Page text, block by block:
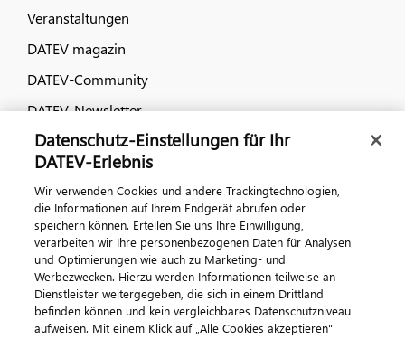
Veranstaltungen
DATEV magazin
DATEV-Community
DATEV-Newsletter
Kontaktieren Sie uns
ImpressumDatenschutzAGB Kontakt
Datenschutz-Einstellungen für Ihr
DATEV-Erlebnis
Wir verwenden Cookies und andere Trackingtechnologien,
die Informationen auf Ihrem Endgerät abrufen oder
speichern können. Erteilen Sie uns Ihre Einwilligung,
verarbeiten wir Ihre personenbezogenen Daten für Analysen
und Optimierungen wie auch zu Marketing- und
Werbezwecken. Hierzu werden Informationen teilweise an
Dienstleister weitergegeben, die sich in einem Drittland
befinden können und kein vergleichbares Datenschutzniveau
aufweisen. Mit einem Klick auf „Alle Cookies akzeptieren"